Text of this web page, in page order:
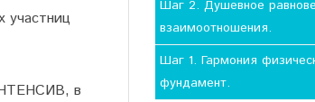
участниц
в
Шаг 2. Душевное
взаимоотношения.
Шаг 1. Гармония
фундамент.